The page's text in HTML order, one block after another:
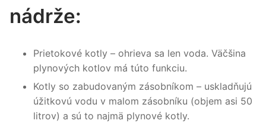
nádrže:
Prietokové kotly – ohrieva sa len voda. Väčšina
plynových kotlov má túto funkciu.
Kotly so zabudovaným zásobníkom – uskladňujú
úžitkovú vodu v malom zásobníku (objem asi 50
litrov) a sú to najmä plynové kotly.